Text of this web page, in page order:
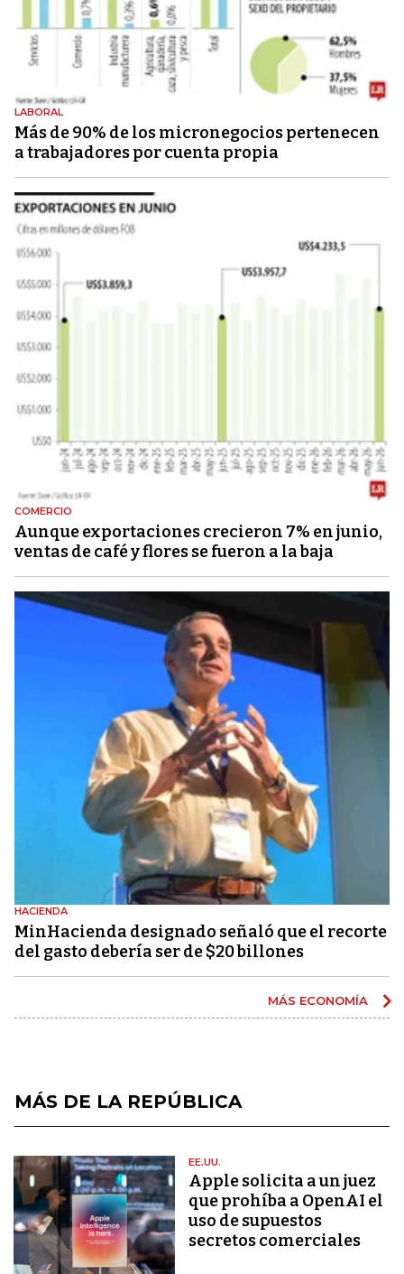
LABORAL
Más de 90% de los micronegocios pertenecen
a trabajadores por cuenta propia
COMERCIO
Aunque exportaciones crecieron 7% en junio,
ventas de café y flores se fueron a la baja
HACIENDA
MinHacienda designado señaló que el recorte
del gasto debería ser de $20 billones
MÁS ECONOMÍA
MÁS DE LA REPÚBLICA
EE.UU.
Apple solicita a un juez
que prohíba a OpenAI el
uso de supuestos
secretos comerciales